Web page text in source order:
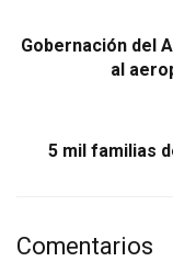
Gobernación del
al
5 mil familias
Comentarios